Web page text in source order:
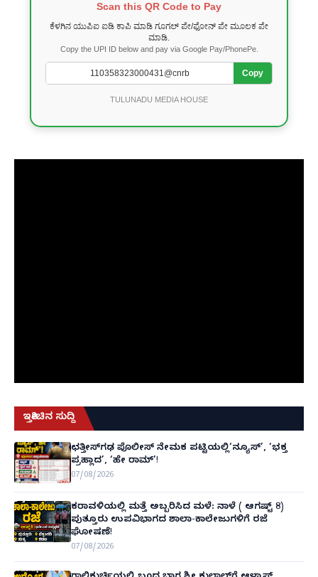
Scan this QR Code to Pay
ಕೆಳಗಿನ ಯುಪಿಐ ಐಡಿ ಕಾಪಿ ಮಾಡಿ ಗೂಗಲ್ ಪೇ/ಫೋನ್ ಪೇ ಮೂಲಕ ಪೇ
ಮಾಡಿ.
Copy the UPI ID below and pay via Google Pay/PhonePe.
Copy
TULUNADU MEDIA HOUSE
ಇತ್ತೀಚಿನ ಸುದ್ದಿ
ಛತ್ತೀಸ್‌ಗಢ ಪೊಲೀಸ್ ನೇಮಕ ಪಟ್ಟಿಯಲ್ಲಿ‘ನ್ಯೂಸ್’, ‘ಭಕ್ತ
ಪ್ರಹ್ಲಾದ’, ‘ಹೇ ರಾಮ್’!
07/08/2026
ಕರಾವಳಿಯಲ್ಲಿ ಮತ್ತೆ ಅಬ್ಬರಿಸಿದ ಮಳೆ: ನಾಳೆ ( ಆಗಷ್ಟ್ 8)
ಪುತ್ತೂರು ಉಪವಿಭಾಗದ ಶಾಲಾ-ಕಾಲೇಜುಗಳಿಗೆ ರಜೆ
ಘೋಷಣೆ!
07/08/2026